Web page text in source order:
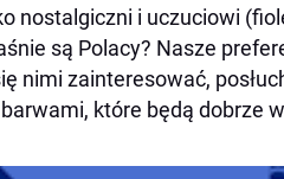
nostalgiczni i uczuciowi
są Polacy? Nasze
nimi zainteresować,
które będą dobrze